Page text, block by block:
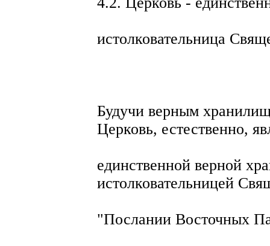
истолковательница
Будучи верным
Церковь, естественно,
единственной верной
истолковательницей
"Послании Восточных